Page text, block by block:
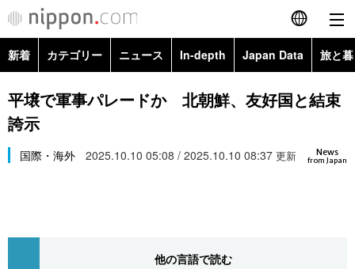
English
简体字
カテゴリー
経済・ビジネス
トップ
In-depth
新着 カテゴリー ニュース In-depth Japan Data 旅と
政治・外交
経済・ビジネス
Topics
平壌で軍事パレードか 北朝鮮、友好国と結束
誇示
News
from Japan
国際・海外 2025.10.10 05:08 / 2025.10.10 08:37 更新
他の言語で読む